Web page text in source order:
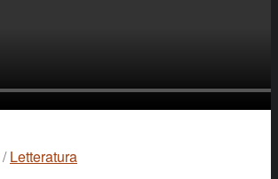
/ Letteratura